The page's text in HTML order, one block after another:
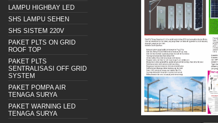
LAMPU HIGHBAY LED
SHS LAMPU SEHEN
SHS SISTEM 220V
PAKET PLTS ON GRID
ROOF TOP
PAKET PLTS
SENTRALISASI OFF GRID
SYSTEM
PAKET POMPA AIR
TENAGA SURYA
PAKET WARNING LED
TENAGA SURYA